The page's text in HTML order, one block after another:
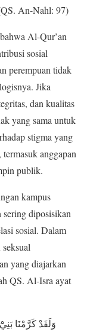
An-Nahl: 97)
Al-Qur’an
sosial
perempuan tidak
Jika
dan kualitas
yang sama untuk
stigma yang
anggapan
publik.
kampus
sering diposisikan
sosial. Dalam
yang diajarkan
QS. Al-Isra ayat
۞ وَلَقَدْ كَرَّمْنَا